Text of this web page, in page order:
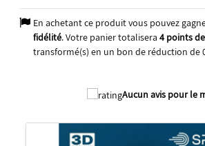
En achetant ce produit vous pouvez
fidélité. Votre panier totalisera 4points
transformé(s) en un bon de réduction de
Aucun avis pour le
2026